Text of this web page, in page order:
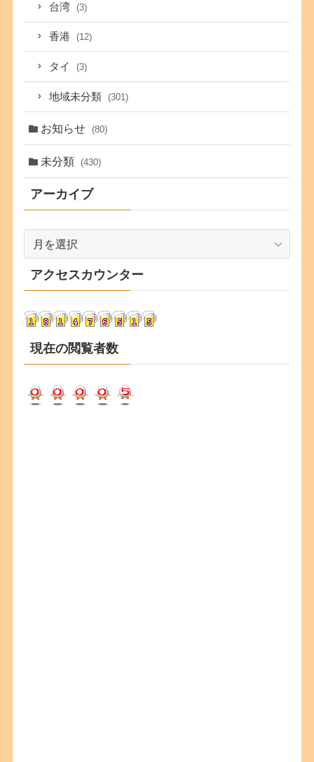
台湾 (3)
香港 (12)
タイ (3)
地域未分類 (301)
お知らせ (80)
未分類 (430)
アーカイブ
カ
イ
アクセスカウンター
現在の閲覧者数